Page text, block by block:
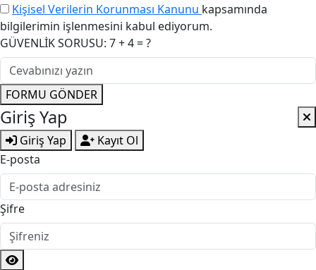
Kişisel Verilerin Korunması Kanunu kapsamında
bilgilerimin işlenmesini kabul ediyorum.
GÜVENLİK SORUSU: 7 + 4 = ?
FORMU GÖNDER
Giriş Yap
Giriş Yap
Kayıt Ol
E-posta
Şifre